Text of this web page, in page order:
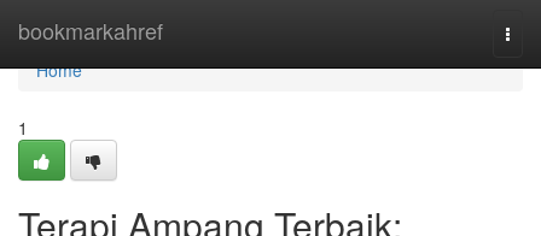
bookmarkahref
Home
Home
1
Terapi Ampang Terbaik: